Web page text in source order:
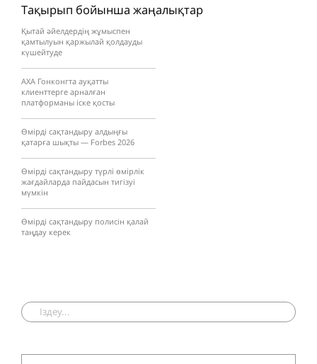
Тақырып бойынша жаңалықтар
Қытай әйелдердің жұмыспен
қамтылуын қаржылай қолдауды
күшейтуде
AXA Гонконгта ауқатты
клиенттерге арналған
платформаны іске қосты
Өмірді сақтандыру алдыңғы
қатарға шықты — Forbes 2026
Өмірді сақтандыру түрлі өмірлік
жағдайларда пайдасын тигізуі
мүмкін
Өмірді сақтандыру полисін қалай
таңдау керек